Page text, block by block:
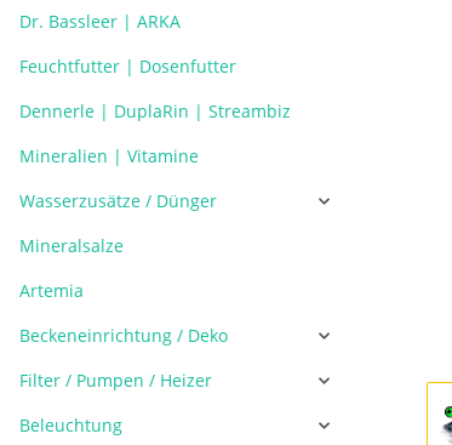
Dr. Bassleer | ARKA
Feuchtfutter | Dosenfutter
Dennerle | DuplaRin | Streambiz
Mineralien | Vitamine
Wasserzusätze / Dünger
Mineralsalze
Artemia
Beckeneinrichtung / Deko
Filter / Pumpen / Heizer
Beleuchtung